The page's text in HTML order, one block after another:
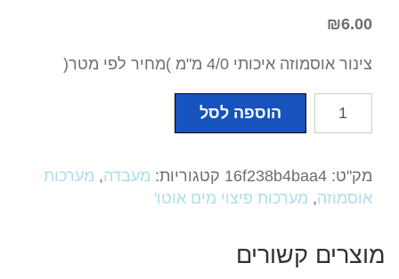
₪6.00
צינור אוסמוזה איכותי 4/0 מ"מ )מחיר לפי מטר(
כמות
אוסמוזה
איכותי
)מחיר
הוספה לסל
מק"ט: 16f238b4baa4 קטגוריות: מעבדה, מערכות
אוסמוזה, מערכות פיצוי מים אוטו'
מוצרים קשורים